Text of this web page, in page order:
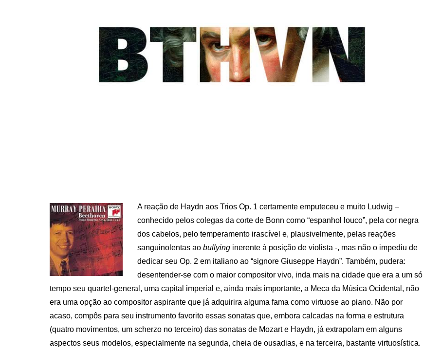
A reação de Haydn aos Trios Op. 1 certamente emputeceu e muito Ludwig –
conhecido pelos colegas da corte de Bonn como “espanhol louco”, pela cor negra
dos cabelos, pelo temperamento irascível e, plausivelmente, pelas reações
sanguinolentas ao bullying inerente à posição de violista -, mas não o impediu de
dedicar seu Op. 2 em italiano ao “signore Giuseppe Haydn”. Também, pudera:
desentender-se com o maior compositor vivo, inda mais na cidade que era a um só
tempo seu quartel-general, uma capital imperial e, ainda mais importante, a Meca da Música Ocidental, não
era uma opção ao compositor aspirante que já adquirira alguma fama como virtuose ao piano. Não por
acaso, compôs para seu instrumento favorito essas sonatas que, embora calcadas na forma e estrutura
(quatro movimentos, um scherzo no terceiro) das sonatas de Mozart e Haydn, já extrapolam em alguns
aspectos seus modelos, especialmente na segunda, cheia de ousadias, e na terceira, bastante virtuosística.